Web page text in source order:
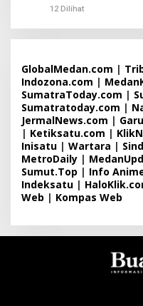
12 Dilihat
GlobalMedan.com |
Indozona.com |
SumatraToday.com |
Sumatratoday.com |
JermalNews.com |
| Ketiksatu.com |
Inisatu | Wartara |
MetroDaily |
Sumut.Top | Info
Indeksatu |
Web | Kompas Web